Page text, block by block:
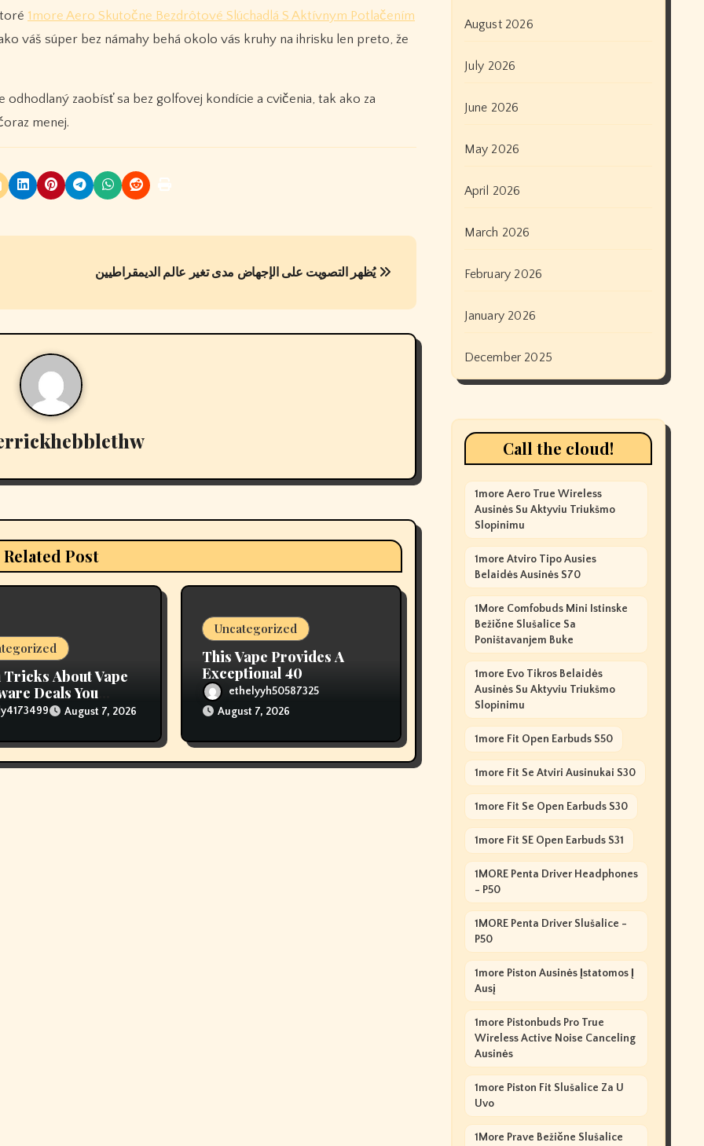
1more Aero Skutočne Bezdrôtové Slúchadlá S Aktívnym Potlačením
váš súper bez námahy behá okolo vás kruhy na ihrisku len preto, že
zaobísť sa bez golfovej kondície a cvičenia, tak ako za
menej.
يُظهر التصويت على الإجهاض مدى تغير عالم الديمقراطيين
Related Post
Tricks About Vape
Deals You
like You KnewAugust 7, 2026
Uncategorized
This Vape Provides A
Exceptional 40
ethelyyh50587325
August 7, 2026
August 2026
July 2026
June 2026
May 2026
April 2026
March 2026
February 2026
January 2026
December 2025
Call the cloud!
1more Aero True Wireless
Ausinės Su Aktyviu Triukšmo
Slopinimu
1more Atviro Tipo Ausies
Belaidės Ausinės S70
1More Comfobuds Mini Istinske
Bežične Slušalice Sa
Poništavanjem Buke
1more Evo Tikros Belaidės
Ausinės Su Aktyviu Triukšmo
Slopinimu
1more Fit Open Earbuds S50
1more Fit Se Atviri Ausinukai S30
1more Fit Se Open Earbuds S30
1more Fit SE Open Earbuds S31
1MORE Penta Driver Headphones
- P50
1MORE Penta Driver Slušalice -
P50
1more Piston Ausinės Įstatomos Į
Ausį
1more Pistonbuds Pro True
Wireless Active Noise Canceling
Ausinės
1more Piston Fit Slušalice Za U
Uvo
1More Prave Bežične Slušalice